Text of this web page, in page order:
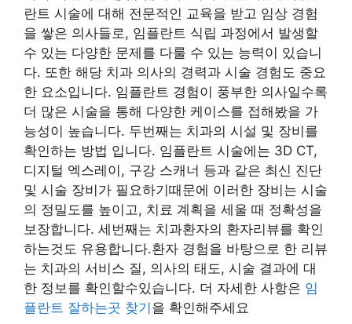
란트 시술에 대해 전문적인 교육을 받고 임상 경험
을 쌓은 의사들로, 임플란트 식립 과정에서 발생할
수 있는 다양한 문제를 다룰 수 있는 능력이 있습니
다. 또한 해당 치과 의사의 경력과 시술 경험도 중요
한 요소입니다. 임플란트 경험이 풍부한 의사일수록
더 많은 시술을 통해 다양한 케이스를 접해봤을 가
능성이 높습니다. 두번째는 치과의 시설 및 장비를
확인하는 방법 입니다. 임플란트 시술에는 3D CT,
디지털 엑스레이, 구강 스캐너 등과 같은 최신 진단
및 시술 장비가 필요하기때문에 이러한 장비는 시술
의 정밀도를 높이고, 치료 계획을 세울 때 정확성을
보장합니다. 세번째는 치과환자의 환자리뷰를 확인
하는것도 유용합니다.환자 경험을 바탕으로 한 리뷰
는 치과의 서비스 질, 의사의 태도, 시술 결과에 대
한 정보를 확인할수있습니다. 더 자세한 사항은 임
플란트 잘하는곳 찾기을 확인해주세요